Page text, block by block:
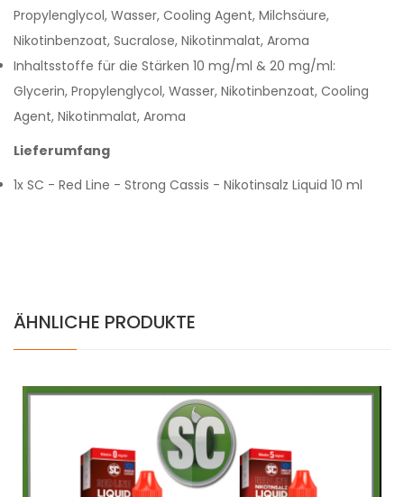
Propylenglycol, Wasser, Cooling Agent, Milchsäure,
Nikotinbenzoat, Sucralose, Nikotinmalat, Aroma
Inhaltsstoffe für die Stärken 10 mg/ml & 20 mg/ml:
Glycerin, Propylenglycol, Wasser, Nikotinbenzoat, Cooling
Agent, Nikotinmalat, Aroma
Lieferumfang
1x SC - Red Line - Strong Cassis - Nikotinsalz Liquid 10 ml
ÄHNLICHE PRODUKTE